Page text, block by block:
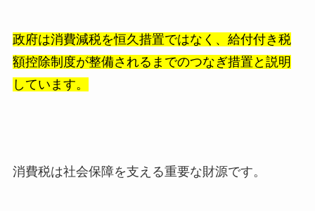
政府は消費減税を恒久措置ではなく、給付付き税
額控除制度が整備されるまでのつなぎ措置と説明
しています。
消費税は社会保障を支える重要な財源です。